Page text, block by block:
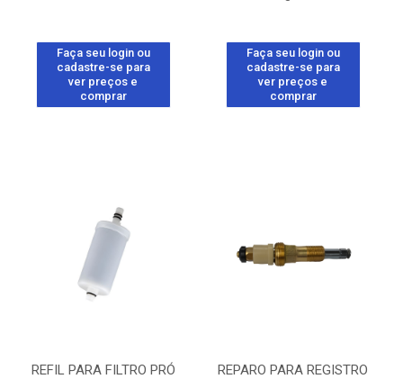
Faça seu login ou
cadastre-se para
ver preços e
comprar
Faça seu login ou
cadastre-se para
ver preços e
comprar
REFIL PARA FILTRO PRÓ
REPARO PARA REGISTRO